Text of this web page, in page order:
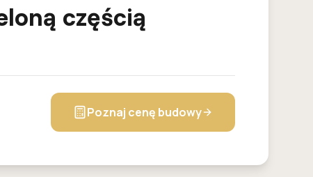
częścią
Poznaj cenę budowy